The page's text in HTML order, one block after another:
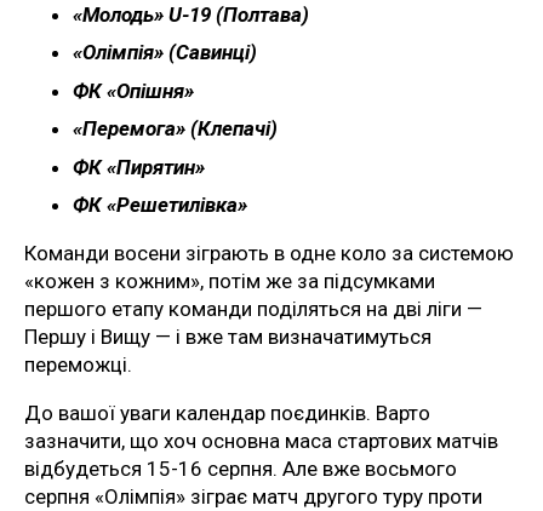
«Молодь» U-19 (Полтава)
«Олімпія» (Савинці)
ФК «Опішня»
«Перемога» (Клепачі)
ФК «Пирятин»
ФК «Решетилівка»
Команди восени зіграють в одне коло за системою
«кожен з кожним», потім же за підсумками
першого етапу команди поділяться на дві ліги —
Першу і Вищу — і вже там визначатимуться
переможці.
До вашої уваги календар поєдинків. Варто
зазначити, що хоч основна маса стартових матчів
відбудеться 15-16 серпня. Але вже восьмого
серпня «Олімпія» зіграє матч другого туру проти